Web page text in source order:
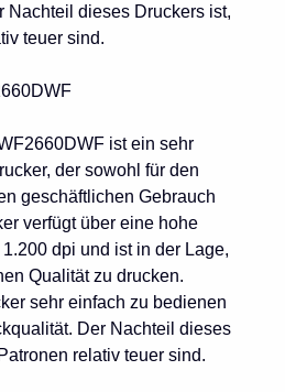
Nachteil dieses Druckers ist,
teuer sind.
ist ein sehr
der sowohl für den
geschäftlichen Gebrauch
verfügt über eine hohe
dpi und ist in der Lage,
Qualität zu drucken.
sehr einfach zu bedienen
Der Nachteil dieses
relativ teuer sind.